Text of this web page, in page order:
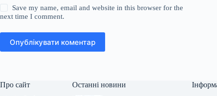
Save my name, email and website in this browser for the
next time I comment.
Опублікувати коментар
Про сайт Останні новини